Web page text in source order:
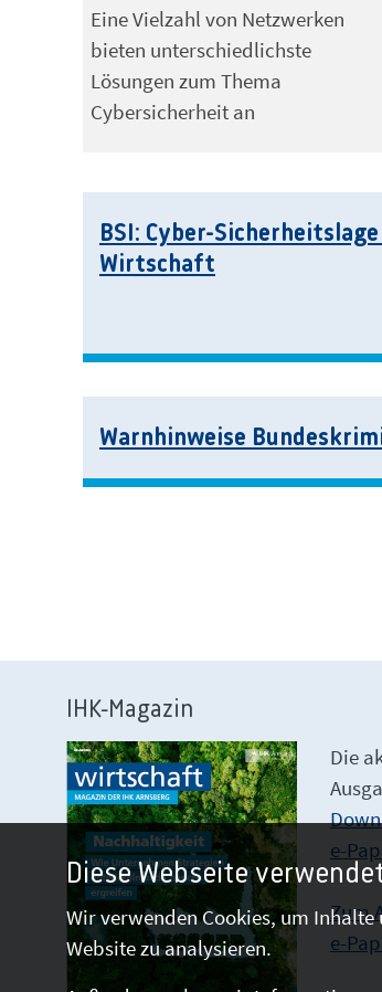
Eine Vielzahl von Netzwerken
bieten unterschiedlichste
Lösungen zum Thema
Cybersicherheit an
BSI: Cyber-
Wirtschaft
Warnhinweise
IHK-Magazin
Die
e-
Zum
e-
Diese Webseite
Wir verwenden Cookies, um
Website zu analysieren.